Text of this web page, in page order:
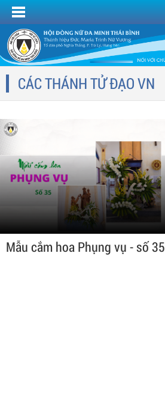
CÁC THÁNH TỬ ĐẠO VN
Mẫu cắm hoa Phụng vụ - số 35